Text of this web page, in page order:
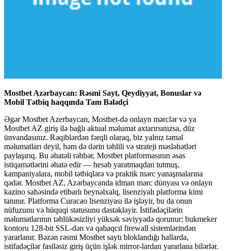
Mostbet Azərbaycan: Rəsmi Sayt, Qeydiyyat, Bonuslar və
Mobil Tətbiq haqqında Tam Bələdçi
Əgər Mostbet Azerbaycan, Mostbet-də onlayn mərclər və ya
Mostbet AZ giriş ilə bağlı aktual məlumat axtarırsınızsa, düz
ünvandasınız. Rəqiblərdən fərqli olaraq, biz yalnız təməl
məlumatları deyil, həm də dərin təhlili və strateji məsləhətləri
paylaşırıq. Bu əhatəli rəhbər, Mostbet platformasının əsas
istiqamətlərini əhatə edir — hesab yaratmaqdan tutmuş,
kampaniyalara, mobil tətbiqlərə və praktik mərc yanaşmalarına
qədər. Mostbet AZ, Azərbaycanda idman mərc dünyası və onlayn
kazino sahəsində etibarlı beynəlxalq, lisenziyalı platforma kimi
tanınır. Platforma Curacao lisenziyası ilə işləyir, bu da onun
nüfuzunu və hüquqi statusunu dəstəkləyir. İstifadəçilərin
məlumatlarının təhlükəsizliyi yüksək səviyyədə qorunur; bukmeker
kontoru 128-bit SSL-dən və qabaqcıl firewall sistemlərindən
yararlanır. Bəzən rəsmi Mostbet saytı bloklandığı hallarda,
istifadəçilər fasiləsiz giriş üçün işlək mirror-lardan yararlana bilərlər.